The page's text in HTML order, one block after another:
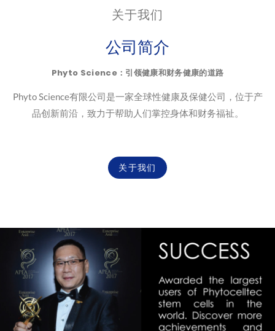
关于我们
公司简介
Phyto Science：引领健康和财务健康的道路
Phyto Science有限公司是一家全球性健康及保健公司，位于产
品创新前沿，致力于帮助人们掌控身体和财务福祉。
关于我们